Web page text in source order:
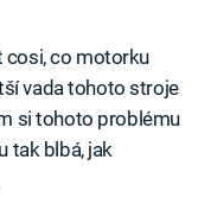
cosi, co motorku
vada tohoto stroje
si tohoto problému
tak blbá, jak